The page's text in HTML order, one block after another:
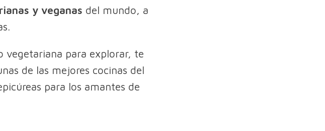
y veganas del mundo, a
vegetariana para explorar, te
de las mejores cocinas del
para los amantes de